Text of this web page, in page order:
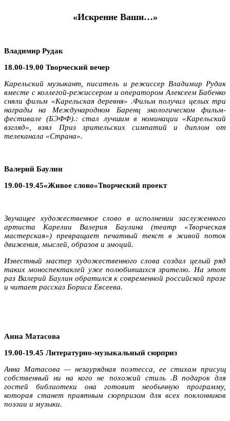
«Искренне Ваши…»
Владимир Рудак
18.00-19.00 Творческий вечер
Карельский музыкант, писатель и режиссер Владимир Рудак
вместе с коллегой-режиссером и оператором Алексеем Бабенко
сняли фильм «Карельская деревня» .Фильм получил целых три
награды на Международном Баренц экологическом фильм-
фестивале (БЭФФ).: стал лучшим в номинации «Карельский
взгляд», взял Приз зрительских симпатий и диплом от
телеканала «Страна».
Валерий Баулин
19.00-19.45«Живое слово»Творческий проект
Звучащее художественное слово в исполнении заслуженного
артиста Карелии Валерия Баулина (театр «Творческая
мастерская») превращает печатный текст в живой поток
движения, мыслей, образов и эмоций.
Известный мастер художественного слова создал целый ряд
таких моноспектаклей уже полюбившихся зрителю. На этот
раз Валерий Баулин обратился к современной российской прозе
и читает рассказ Бориса Евсеева.
Анна Матасова
19.00-19.45 Литературно-музыкальный сюрприз
Анна Матасова — незаурядная поэтесса, ее стихам присущ
собственный ни на кого не похожий стиль .В подарок для
гостей библиотеки она готовит необычную программу,
которая станет приятным сюрпризом для всех поклонников
поэзии и музыки.